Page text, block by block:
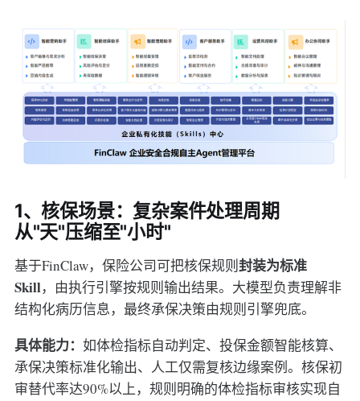
1、核保场景：复杂案件处理周期
从"天"压缩至"小时"
基于FinClaw，保险公司可把核保规则封装为标准
Skill，由执行引擎按规则输出结果。大模型负责理解非
结构化病历信息，最终承保决策由规则引擎兜底。
具体能力： 如体检指标自动判定、投保金额智能核算、
承保决策标准化输出、人工仅需复核边缘案例。核保初
审替代率达90%以上，规则明确的体检指标审核实现自